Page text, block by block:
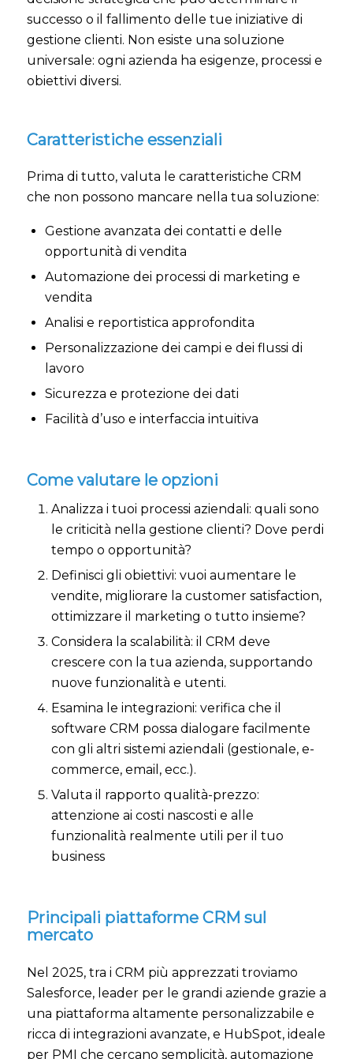
successo o il fallimento delle tue iniziative di
gestione clienti. Non esiste una soluzione
universale: ogni azienda ha esigenze, processi e
obiettivi diversi.
Caratteristiche essenziali
Prima di tutto, valuta le caratteristiche CRM
che non possono mancare nella tua soluzione:
Gestione avanzata dei contatti e delle
opportunità di vendita
Automazione dei processi di marketing e
vendita
Analisi e reportistica approfondita
Personalizzazione dei campi e dei flussi di
lavoro
Sicurezza e protezione dei dati
Facilità d’uso e interfaccia intuitiva
Come valutare le opzioni
Analizza i tuoi processi aziendali: quali sono
le criticità nella gestione clienti? Dove perdi
tempo o opportunità?
Definisci gli obiettivi: vuoi aumentare le
vendite, migliorare la customer satisfaction,
ottimizzare il marketing o tutto insieme?
Considera la scalabilità: il CRM deve
crescere con la tua azienda, supportando
nuove funzionalità e utenti.
Esamina le integrazioni: verifica che il
software CRM possa dialogare facilmente
con gli altri sistemi aziendali (gestionale, e-
commerce, email, ecc.).
Valuta il rapporto qualità-prezzo:
attenzione ai costi nascosti e alle
funzionalità realmente utili per il tuo
business
Principali piattaforme CRM sul
mercato
Nel 2025, tra i CRM più apprezzati troviamo
Salesforce, leader per le grandi aziende grazie a
una piattaforma altamente personalizzabile e
ricca di integrazioni avanzate, e HubSpot, ideale
per PMI che cercano semplicità, automazione